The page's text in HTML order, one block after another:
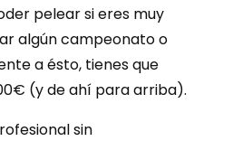
pelear si eres muy
algún campeonato o
a ésto, tienes que
(y de ahí para arriba).
sin